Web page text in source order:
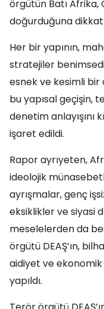
örgütün Batı Afrika,
doğurduğuna dikkat
Her bir yapının,
stratejiler
esnek ve kesimli
bu yapısal geçişin,
denetim anlayışını
işaret edildi.
Rapor ayrıyeten,
ideolojik
ayrışmalar, genç
eksiklikler ve siyasi
meselelerden da
örgütü DEAŞ’ın,
aidiyet ve
yapıldı.